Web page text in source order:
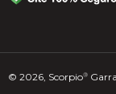
© 2026, Scorpio®